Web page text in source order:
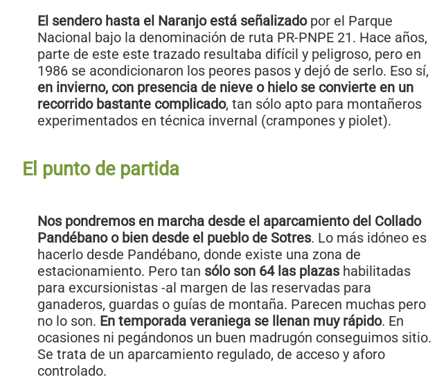
El sendero hasta el Naranjo está señalizadopor el Parque
Nacional bajo la denominación de ruta PR-PNPE 21. Hace años,
parte de este este trazado resultaba difícil y peligroso, pero en
1986 se acondicionaron los peores pasos y dejó de serlo. Eso sí,
en invierno, con presencia de nieve o hielo se convierte en un
recorrido bastante complicado, tan sólo apto para montañeros
experimentados en técnica invernal (crampones y piolet).
El punto de partida
Nos pondremos en marcha desde el aparcamiento del Collado
Pandébano o bien desde el pueblo de Sotres. Lo más idóneo es
hacerlo desde Pandébano, donde existe una zona de
estacionamiento. Pero tan sólo son 64 las plazashabilitadas
para excursionistas -al margen de las reservadas para
ganaderos, guardas o guías de montaña. Parecen muchas pero
no lo son. En temporada veraniega se llenan muy rápido. En
ocasiones ni pegándonos un buen madrugón conseguimos sitio.
Se trata de un aparcamiento regulado, de acceso y aforo
controlado.